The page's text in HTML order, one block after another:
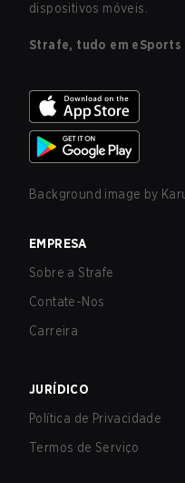
dispositivos móveis.
Strafe, tudo em eSports
Background image by
EMPRESA
Sobre a Strafe
Contate-Nos
Carreira
JURÍDICO
Política de Privacidade
Termos de Serviço